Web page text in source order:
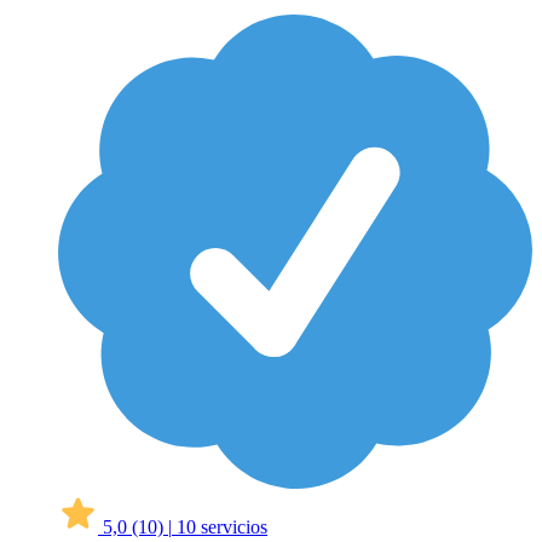
5,0 (10) | 10 servicios